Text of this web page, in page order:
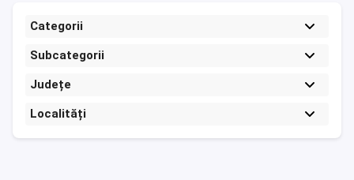
Categorii
Subcategorii
Județe
Localități